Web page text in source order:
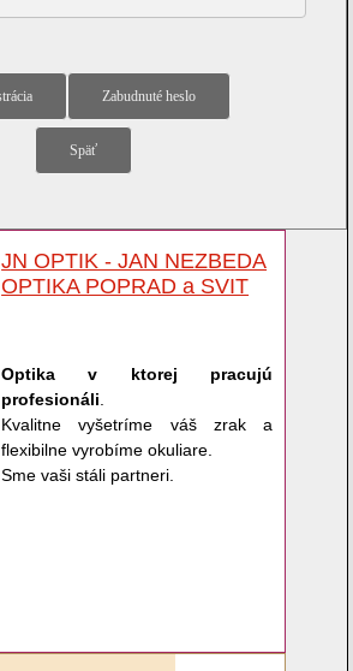
JN OPTIK - JAN NEZBEDA
OPTIKA POPRAD a SVIT
Optika v ktorej pracujú
profesionáli
Kvalitne vyšetríme váš zrak a
flexibilne vyrobíme okuliare.
Sme vaši stáli partneri.